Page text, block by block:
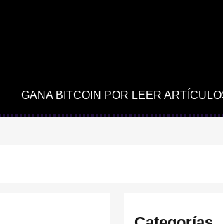
GANA BITCOIN POR LEER